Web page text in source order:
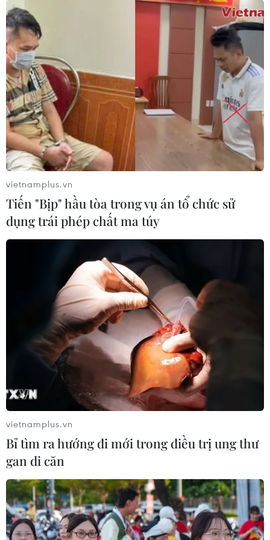
vietnamplus.vn
Tiến "Bịp" hầu tòa trong vụ án tổ chức sử
dụng trái phép chất ma túy
vietnamplus.vn
Bỉ tìm ra hướng đi mới trong điều trị ung thư
gan di căn